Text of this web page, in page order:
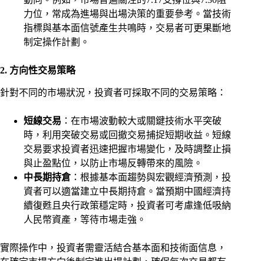
力位，常成為進場與出場決策的重要參考。當技術
指標與基本面信號產生共鳴時，交易者可更果斷地
制定操作計劃。
2. 方向性交易策略
針對不同的市場狀況，投資者可採取不同的交易策略：
短線交易 ：在市場波動較大或關鍵技術水平突破
時，利用突破交易或回撤交易捕捉短期收益。短線
交易要求投資者迅速把握市場變化，及時調整止損
與止盈點位，以防止市場反轉帶來的風險。
中長期持倉 ：根據基本面趨勢與宏觀經濟預測，投
資者可以適當建立中長期持倉。當預期中國經濟持
續復甦且央行政策穩定時，投資者可考慮逢低吸納
人民幣資產，等待市場走強。
實際操作中，投資者需靈活結合基本面和技術面信息，